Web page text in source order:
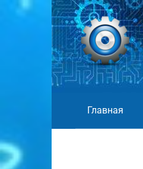
Перейти
Главная